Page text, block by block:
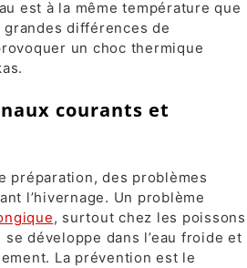
est à la même température que
différences de
un choc thermique
courants et
préparation, des problèmes
l’hivernage. Un problème
, surtout chez les poissons
développe dans l’eau froide et
La prévention est le